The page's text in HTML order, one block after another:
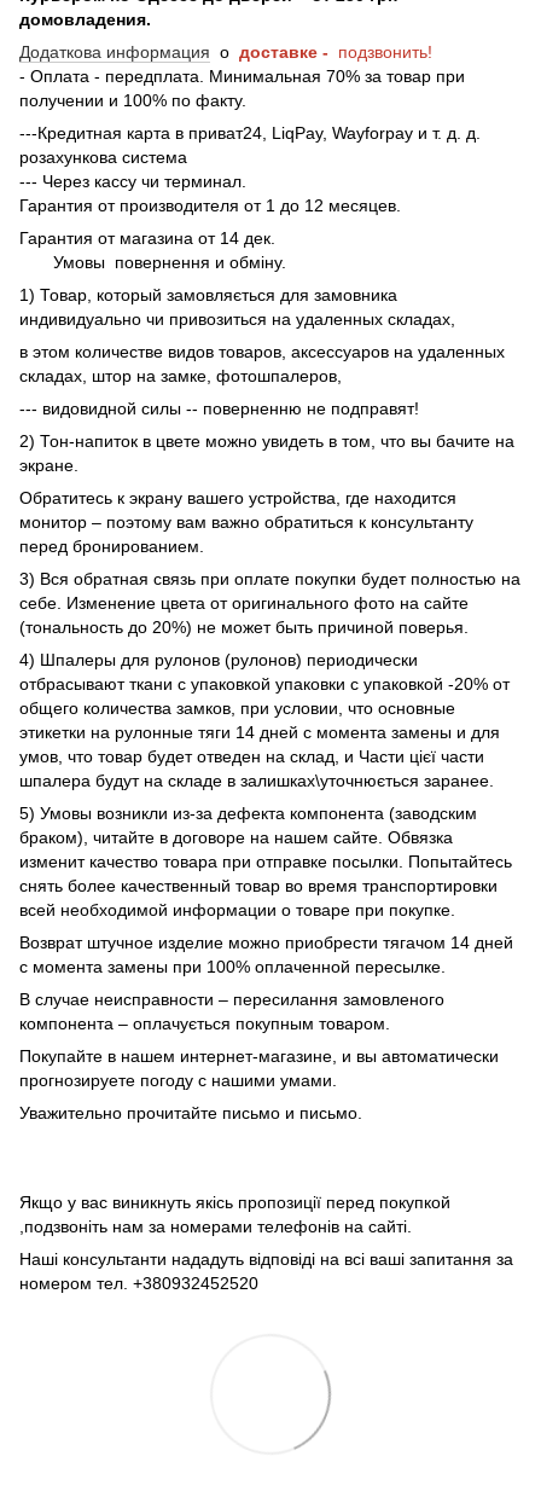
домовладения.
Додаткова информация о доставке - подзвонить!
- Оплата - передплата. Минимальная 70% за товар при
получении и 100% по факту.
---Кредитная карта в приват24, LiqPay, Wayforpay и т. д. д.
розахункова система
--- Через кассу чи терминал.
Гарантия от производителя от 1 до 12 месяцев.
Гарантия от магазина от 14 дек.
Умовы повернення и обміну.
1) Товар, который замовляється для замовника
индивидуально чи привозиться на удаленных складах,
в этом количестве видов товаров, аксессуаров на удаленных
складах, штор на замке, фотошпалеров,
--- видовидной силы -- поверненню не подправят!
2) Тон-напиток в цвете можно увидеть в том, что вы бачите на
экране.
Обратитесь к экрану вашего устройства, где находится
монитор – поэтому вам важно обратиться к консультанту
перед бронированием.
3) Вся обратная связь при оплате покупки будет полностью на
себе. Изменение цвета от оригинального фото на сайте
(тональность до 20%) не может быть причиной поверья.
4) Шпалеры для рулонов (рулонов) периодически
отбрасывают ткани с упаковкой упаковки с упаковкой -20% от
общего количества замков, при условии, что основные
этикетки на рулонные тяги 14 дней с момента замены и для
умов, что товар будет отведен на склад, и Части цієї части
шпалера будут на складе в залишках\уточнюється заранее.
5) Умовы возникли из-за дефекта компонента (заводским
браком), читайте в договоре на нашем сайте. Обвязка
изменит качество товара при отправке посылки. Попытайтесь
снять более качественный товар во время транспортировки
всей необходимой информации о товаре при покупке.
Возврат штучное изделие можно приобрести тягачом 14 дней
с момента замены при 100% оплаченной пересылке.
В случае неисправности – пересилання замовленого
компонента – оплачується покупным товаром.
Покупайте в нашем интернет-магазине, и вы автоматически
прогнозируете погоду с нашими умами.
Уважительно прочитайте письмо и письмо.
Якщо у вас виникнуть якісь пропозиції перед покупкой
,подзвоніть нам за номерами телефонів на сайті.
Наші консультанти нададуть відповіді на всі ваші запитання за
номером тел. +380932452520